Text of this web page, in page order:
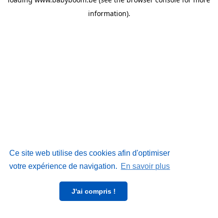
Ce site web utilise des cookies afin d'optimiser
votre expérience de navigation. En savoir plus
J'ai compris !
information).